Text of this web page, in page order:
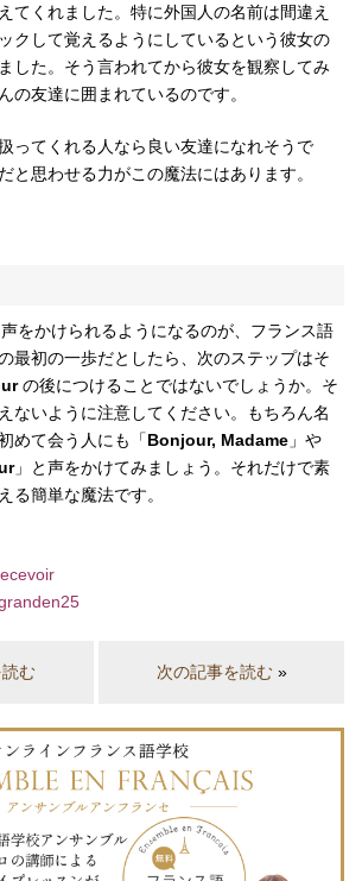
てくれました。特に外国人の名前は間違え
クして覚えるようにしているという彼女の
した。そう言われてから彼女を観察してみ
の友達に囲まれているのです。
ってくれる人なら良い友達になれそうで
と思わせる力がこの魔法にはあります。
をかけられるようになるのが、フランス語
最初の一歩だとしたら、次のステップはそ
の後につけることではないでしょうか。そ
ないように注意してください。もちろん名
めて会う人にも「Bonjour, Madame 」や
」と声をかけてみましょう。それだけで素
る簡単な魔法です。
む 次の記事を読む»